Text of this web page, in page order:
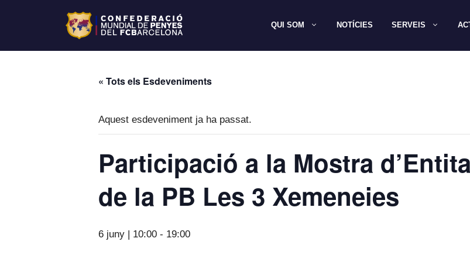
QUI SOM NOTÍCIES SERVEIS
« Tots els Esdeveniments
Aquest esdeveniment ja ha passat.
Participació a la Mostra
de la PB Les 3 Xemeneies
6 juny | 10:00 - 19:00